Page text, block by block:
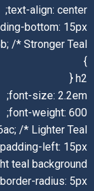
text-align: center;
bottom: 15px;
* Stronger Teal */
}
h2 {
font-size: 2.2em;
font-weight: 600;
/* Lighter Teal */
padding-left: 15px;
background */
border-radius: 5px;